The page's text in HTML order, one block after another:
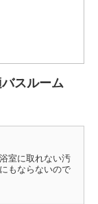
スルーム
室に取れない汚
もならないので